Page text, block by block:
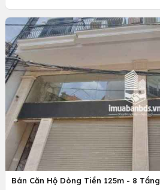
Bán Căn Hộ Dòng Tiền 125m - 8